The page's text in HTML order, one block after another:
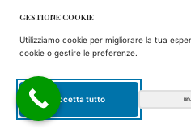
iniziamo a
due tre millimetri,
troppo fina.
Una volta stesa
GESTIONE COOKIE
Utilizziamo cookie per migliorare la tua
cookie o gestire le preferenze.
Accetta tutto